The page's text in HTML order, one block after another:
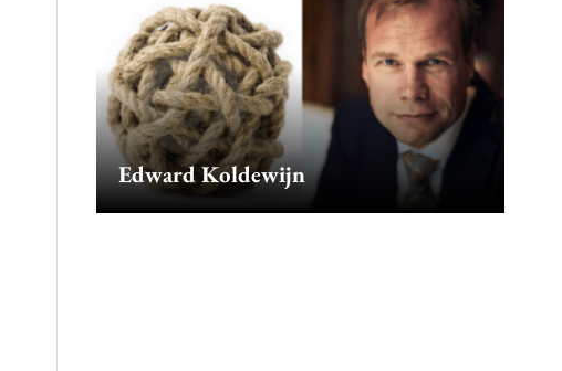
Edward Koldewijn